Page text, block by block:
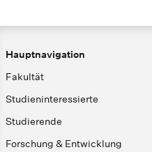
Hauptnavigation
Fakultät
Studieninteressierte
Studierende
Forschung & Entwicklung